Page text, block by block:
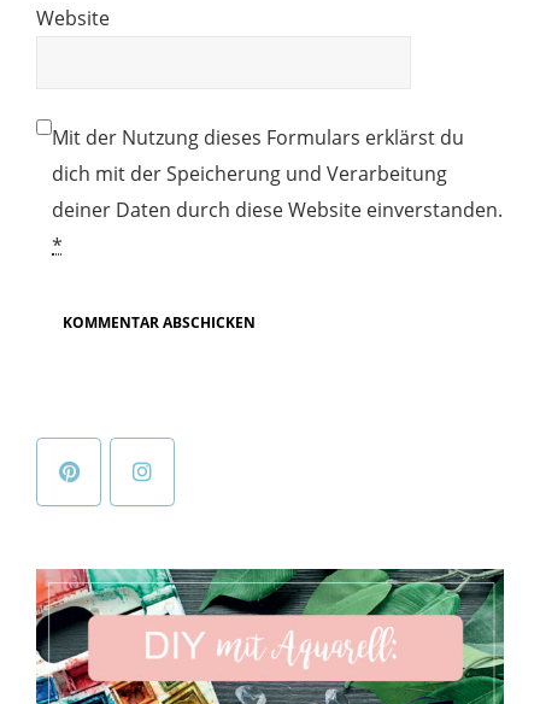
Website
Mit der Nutzung dieses Formulars erklärst du
dich mit der Speicherung und Verarbeitung
deiner Daten durch diese Website einverstanden.
*